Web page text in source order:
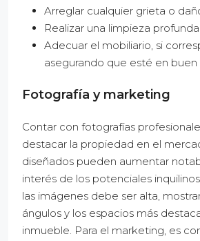
Arreglar cualquier grieta o
Realizar una limpieza
Adecuar el mobiliario, si
asegurando que esté en buen
Fotografía y marketing
Contar con fotografías
destacar la propiedad en el
diseñados pueden aumentar
interés de los potenciales
las imágenes debe ser alta,
ángulos y los espacios más
inmueble. Para el marketing, es